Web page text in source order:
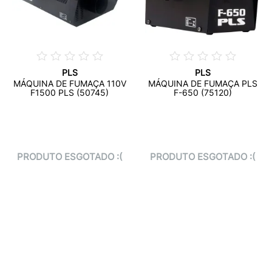
PLS
MÁQUINA DE FUMAÇA 110V
F1500 PLS (50745)
PRODUTO ESGOTADO :(
PLS
MÁQUINA DE FUMAÇA PLS
F-650 (75120)
PRODUTO ESGOTADO :(